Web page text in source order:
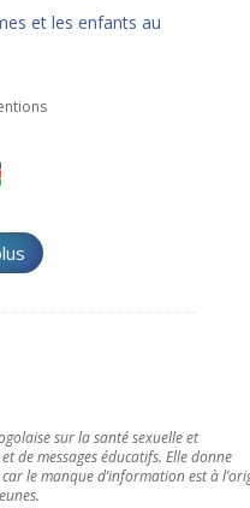
et les enfants au
sur la santé sexuelle et
de messages éducatifs. Elle donne
le manque d’information est à